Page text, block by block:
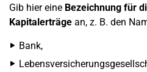
Gib hier eine Bezeichnung für
Kapitalerträge an, z. B. den
Bank,